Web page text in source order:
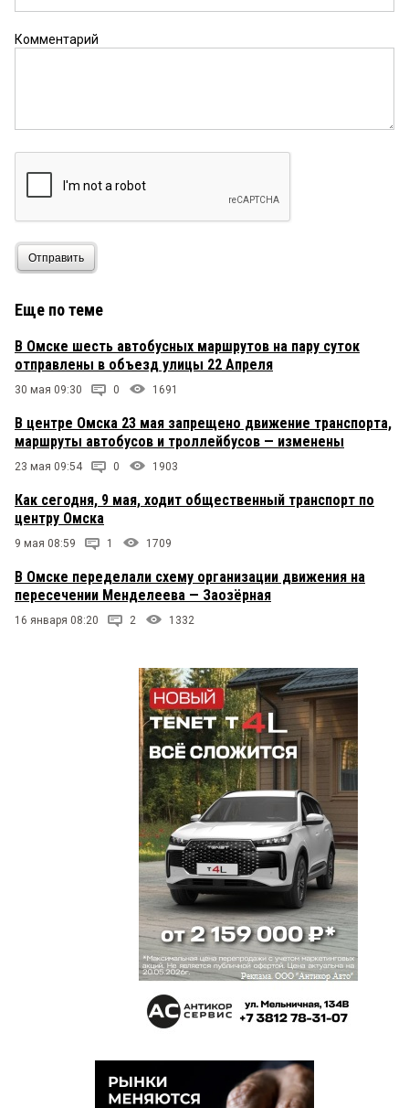
Комментарий
Отправить
Еще по теме
В Омске шесть автобусных маршрутов на пару суток
отправлены в объезд улицы 22 Апреля
30 мая 09:30 0 1691
В центре Омска 23 мая запрещено движение транспорта,
маршруты автобусов и троллейбусов — изменены
23 мая 09:54 0 1903
Как сегодня, 9 мая, ходит общественный транспорт по
центру Омска
9 мая 08:59 1 1709
В Омске переделали схему организации движения на
пересечении Менделеева — Заозёрная
16 января 08:20 2 1332